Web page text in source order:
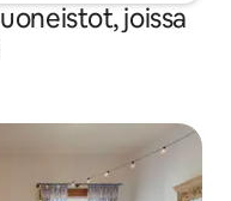
joissa